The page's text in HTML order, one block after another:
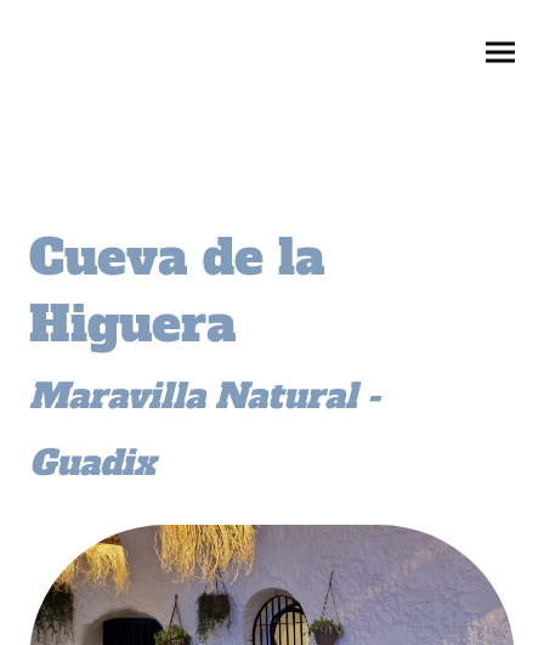
Cueva de la
Higuera
Maravilla Natural -
Guadix